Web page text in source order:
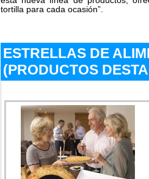
tortilla para cada ocasión”.
ESTRELLAS DE
(PRODUCTOS